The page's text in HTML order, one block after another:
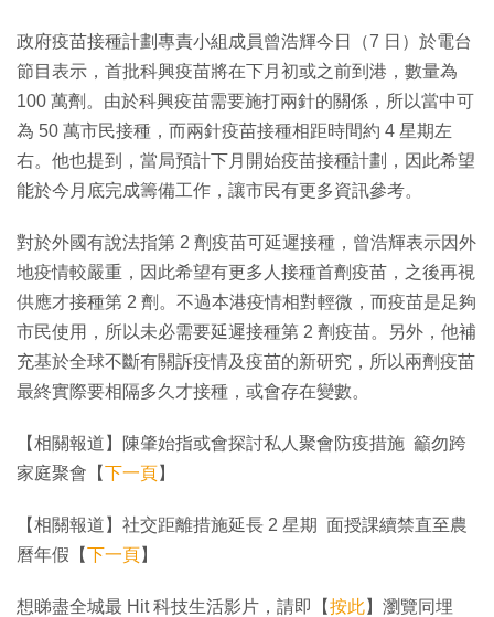
政府疫苗接種計劃專責小組成員曾浩輝今日（7 日）於電台
節目表示，首批科興疫苗將在下月初或之前到港，數量為
100 萬劑。由於科興疫苗需要施打兩針的關係，所以當中可
為 50 萬市民接種，而兩針疫苗接種相距時間約 4 星期左
右。他也提到，當局預計下月開始疫苗接種計劃，因此希望
能於今月底完成籌備工作，讓市民有更多資訊參考。
對於外國有說法指第 2 劑疫苗可延遲接種，曾浩輝表示因外
地疫情較嚴重，因此希望有更多人接種首劑疫苗，之後再視
供應才接種第 2 劑。不過本港疫情相對輕微，而疫苗是足夠
市民使用，所以未必需要延遲接種第 2 劑疫苗。另外，他補
充基於全球不斷有關訴疫情及疫苗的新研究，所以兩劑疫苗
最終實際要相隔多久才接種，或會存在變數。
【相關報道】陳肇始指或會探討私人聚會防疫措施 籲勿跨
家庭聚會【下一頁】
【相關報道】社交距離措施延長 2 星期 面授課續禁直至農
曆年假【下一頁】
想睇盡全城最 Hit 科技生活影片，請即【按此】瀏覽同埋